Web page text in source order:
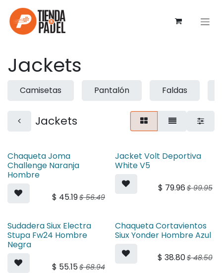
Ir al contenido
Jackets
Camisetas Pantalón Faldas
Jackets
Chaqueta Joma
Challenge Naranja
Hombre
$ 45.19$56.49
Jacket Volt Deportiva
White V5
$ 79.96 $99.95
Sudadera Siux Electra
Stupa Fw24 Hombre
Negra
$ 55.15$68.94
Chaqueta Cortavientos
Siux Yonder Hombre Azul
$ 38.80$48.50